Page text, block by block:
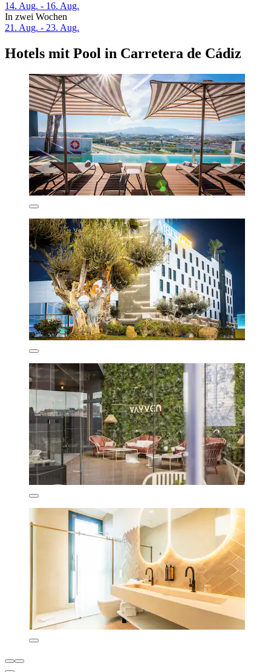
14. Aug. - 16. Aug.
In zwei Wochen
21. Aug. - 23. Aug.
Hotels mit Pool in Carretera de Cádiz